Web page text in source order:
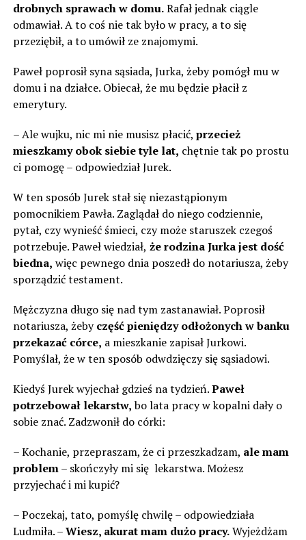
drobnych sprawach w domu.Rafał jednak ciągle
odmawiał. A to coś nie tak było w pracy, a to się
przeziębił, a to umówił ze znajomymi.
Paweł poprosił syna sąsiada, Jurka, żeby pomógł mu w
domu i na działce. Obiecał, że mu będzie płacił z
emerytury.
– Ale wujku, nic mi nie musisz płacić, przecież
mieszkamy obok siebie tyle lat, chętnie tak po prostu
ci pomogę – odpowiedział Jurek.
W ten sposób Jurek stał się niezastąpionym
pomocnikiem Pawła. Zaglądał do niego codziennie,
pytał, czy wynieść śmieci, czy może staruszek czegoś
potrzebuje. Paweł wiedział, że rodzina Jurka jest dość
biedna, więc pewnego dnia poszedł do notariusza, żeby
sporządzić testament.
Mężczyzna długo się nad tym zastanawiał. Poprosił
notariusza, żebyczęść pieniędzy odłożonych w banku
przekazać córce, a mieszkanie zapisał Jurkowi.
Pomyślał, że w ten sposób odwdzięczy się sąsiadowi.
Kiedyś Jurek wyjechał gdzieś na tydzień.Paweł
potrzebował lekarstw,bo lata pracy w kopalni dały o
sobie znać. Zadzwonił do córki:
– Kochanie, przepraszam, że ci przeszkadzam, ale mam
problem– skończyły mi się lekarstwa. Możesz
przyjechać i mi kupić?
– Poczekaj, tato, pomyślę chwilę – odpowiedziała
Ludmiła. –Wiesz, akurat mam dużo pracy.Wyjeżdżam